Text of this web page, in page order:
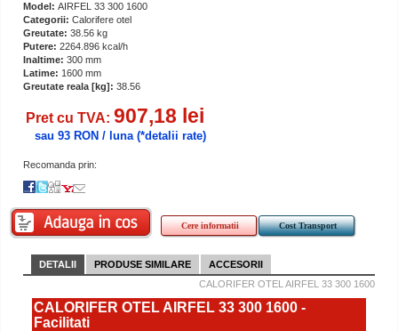
Model: AIRFEL 33 300 1600
Categorii: Calorifere otel
Greutate: 38.56 kg
Putere: 2264.896 kcal/h
Inaltime: 300 mm
Latime: 1600 mm
Greutate reala [kg]: 38.56
Pret cu TVA: 907,18 lei
sau 93 RON / luna (*detalii rate)
Recomanda prin:
Cere informatii Cost Transport
DETALII PRODUSE SIMILARE
ACCESORII
CALORIFER OTEL AIRFEL 33 300 1600
CALORIFER OTEL AIRFEL 33 300 1600 -
Facilitati